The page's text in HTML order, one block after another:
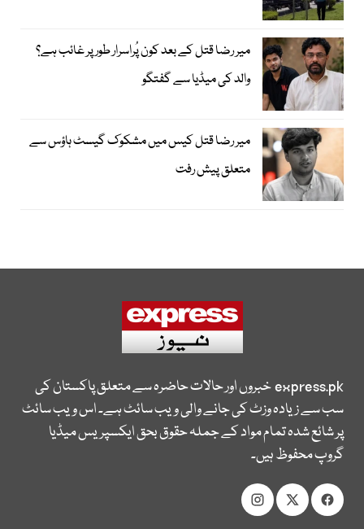
میر رضا قتل کے بعد کون پُراسرار طور پر غائب ہے؟
والد کی میڈیا سے گفتگو
میر رضا قتل کیس میں مشکوک گیسٹ ہاؤس سے
متعلق پیش رفت
express.pkخبروں اور حالات حاضرہ سے متعلق پاکستان کی
سب سے زیادہ وزٹ کی جانے والی ویب سائٹ ہے۔ اس ویب سائٹ
پر شائع شدہ تمام مواد کے جملہ حقوق بحق ایکسپریس میڈیا
گروپ محفوظ ہیں۔